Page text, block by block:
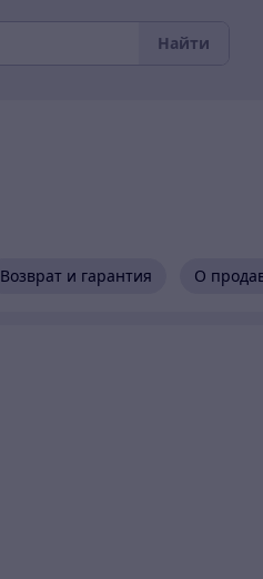
Найти
Возврат и гарантия О